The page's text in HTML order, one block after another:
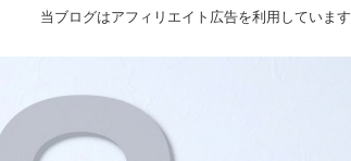
当ブログはアフィリエイト広告を利用しています